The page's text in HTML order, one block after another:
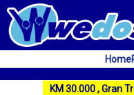
KM 30.000 , Gran